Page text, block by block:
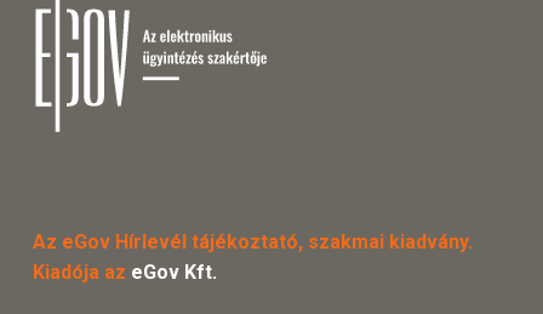
Az eGov Hírlevél tájékoztató, szakmai kiadvány.
Kiadója az eGov Kft.